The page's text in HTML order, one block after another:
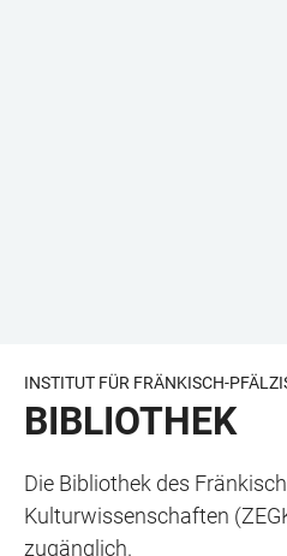
INSTITUT FÜR FRÄNKISCH-
BIBLIOTHEK
Die Bibliothek des
Kulturwissenschaften
zugänglich.